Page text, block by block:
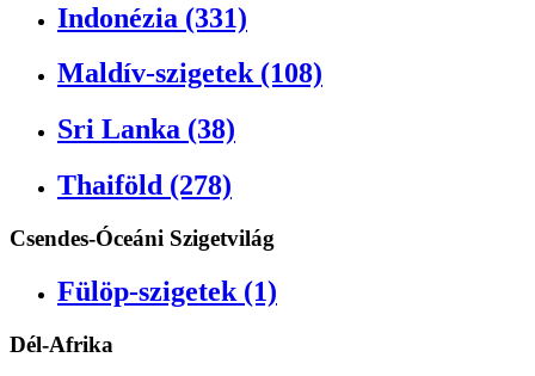
Indonézia (331)
Maldív-szigetek (108)
Sri Lanka (38)
Thaiföld (278)
Csendes-Óceáni Szigetvilág
Fülöp-szigetek (1)
Dél-Afrika